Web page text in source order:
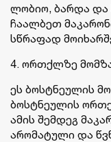
ლობიო, ბარდა და
ჩაალბეთ
სწრაფად
4. ორთქლზე
ეს ბოსტნეულის
ბოსტნეულის
ამის შემდეგ
არომატული და